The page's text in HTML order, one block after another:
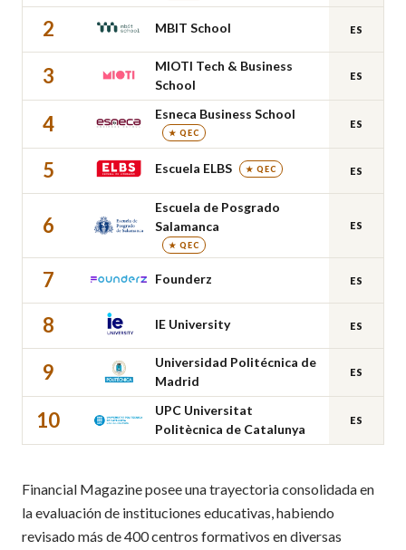
2 MBIT School ES
3
MIOTI Tech & Business
School
ES
4 Esneca Business School
★ QEC
ES
5 Escuela ELBS ★ QEC ES
6
Escuela de Posgrado
Salamanca
★ QEC
ES
7 Founderz ES
8 IE University ES
9
Universidad Politécnica de
Madrid
ES
10
UPC Universitat
Politècnica de Catalunya
ES
Financial Magazine posee una trayectoria consolidada en
la evaluación de instituciones educativas, habiendo
revisado más de 400 centros formativos en diversas